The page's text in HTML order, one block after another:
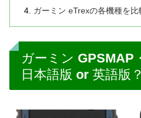
ガーミン eTrexの各機種を比
ガーミン GPSMAP
日本語版 or 英語版？